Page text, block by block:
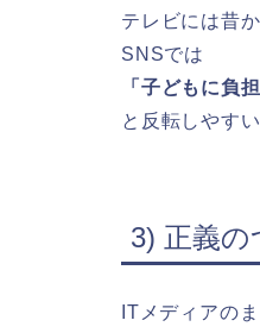
テレビには昔
SNSでは
「子どもに負
と反転しやす
3) 正義の
ITメディアの